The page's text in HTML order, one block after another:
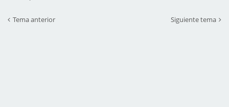
Tema anterior Siguiente tema